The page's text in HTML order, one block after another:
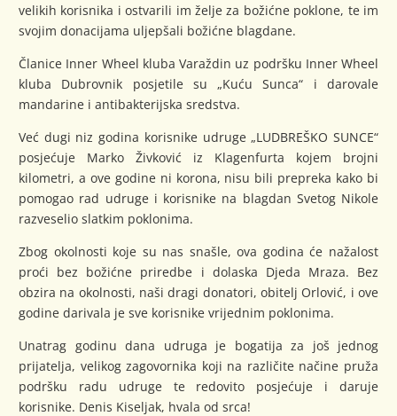
velikih korisnika i ostvarili im želje za božićne poklone, te im
svojim donacijama uljepšali božićne blagdane.
Članice Inner Wheel kluba Varaždin uz podršku Inner Wheel
kluba Dubrovnik posjetile su „Kuću Sunca“ i darovale
mandarine i antibakterijska sredstva.
Već dugi niz godina korisnike udruge „LUDBREŠKO SUNCE“
posjećuje Marko Živković iz Klagenfurta kojem brojni
kilometri, a ove godine ni korona, nisu bili prepreka kako bi
pomogao rad udruge i korisnike na blagdan Svetog Nikole
razveselio slatkim poklonima.
Zbog okolnosti koje su nas snašle, ova godina će nažalost
proći bez božićne priredbe i dolaska Djeda Mraza. Bez
obzira na okolnosti, naši dragi donatori, obitelj Orlović, i ove
godine darivala je sve korisnike vrijednim poklonima.
Unatrag godinu dana udruga je bogatija za još jednog
prijatelja, velikog zagovornika koji na različite načine pruža
podršku radu udruge te redovito posjećuje i daruje
korisnike. Denis Kiseljak, hvala od srca!